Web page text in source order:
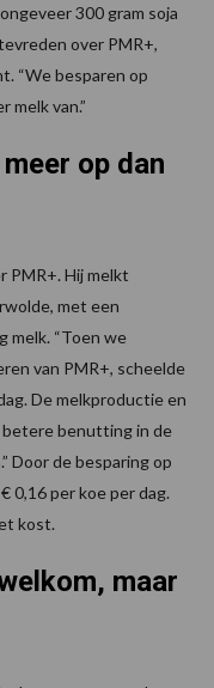
300 gram soja
over PMR+,
“We besparen op
melk van.”
op dan
PMR+. Hij melkt
met een
melk. “Toen we
van PMR+, scheelde
De melkproductie en
benutting in de
Door de besparing op
0,16 per koe per dag.
kost.
maar